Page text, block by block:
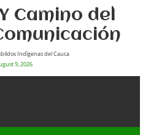
Camino del
Indìgenas del Cauca
9, 2026